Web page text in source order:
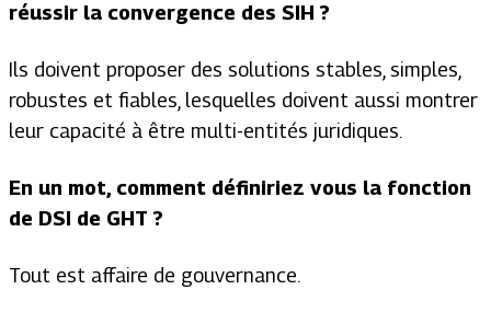
réussir la convergence des SIH ?
Ils doivent proposer des solutions stables, simples,
robustes et fiables, lesquelles doivent aussi montrer
leur capacité à être multi-entités juridiques.
En un mot, comment définiriez vous la fonction
de DSI de GHT ?
Tout est affaire de gouvernance.